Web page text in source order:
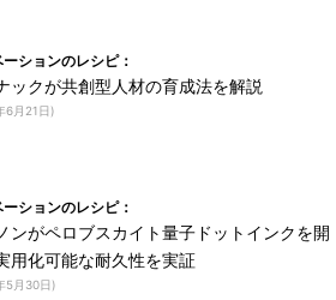
ションのレシピ：
ックが共創型人材の育成法を解説
6月21日)
ションのレシピ：
ンがペロブスカイト量子ドットインクを開
用化可能な耐久性を実証
5月30日)